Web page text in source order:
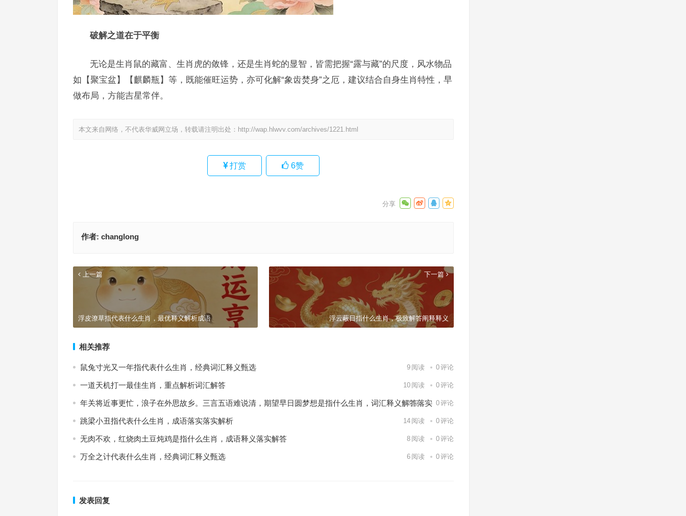
破解之道在于平衡
无论是生肖鼠的藏富、生肖虎的敛锋，还是生肖蛇的显智，皆需把握“露与藏”的尺度，风水物品
如【聚宝盆】【麒麟瓶】等，既能催旺运势，亦可化解“象齿焚身”之厄，建议结合自身生肖特性，早
做布局，方能吉星常伴。
本文来自网络，不代表华威网立场，转载请注明出处： http://wap.hlwvv.com/archives/1221.html
打赏 6赞
作者: changlong
上一篇
浮皮潦草指代表什么生肖，最优释义解析成语
下一篇
浮云蔽日指什么生肖，极致解答阐释释义
相关推荐
鼠兔寸光又一年指代表什么生肖，经典词汇释义甄选 9 阅读 0评论
一道天机打一最佳生肖，重点解析词汇解答 10 阅读 0评论
年关将近事更忙，浪子在外思故乡。三言五语难说清，期望早日圆梦想是指什么生肖，词汇释义解答落实
12阅读 0评论
跳梁小丑指代表什么生肖，成语落实落实解析 14 阅读 0评论
无肉不欢，红烧肉土豆炖鸡是指什么生肖，成语释义落实解答 8 阅读 0评论
万全之计代表什么生肖，经典词汇释义甄选 6 阅读 0评论
发表回复